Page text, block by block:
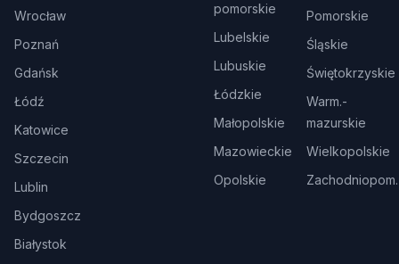
Wrocław
Poznań
Gdańsk
Łódź
Katowice
Szczecin
Lublin
Bydgoszcz
Białystok
pomorskie
Lubelskie
Lubuskie
Łódzkie
Małopolskie
Mazowieckie
Opolskie
Pomorskie
Śląskie
Świętokrzyskie
Warm.-
mazurskie
Wielkopolskie
Zachodniopom.